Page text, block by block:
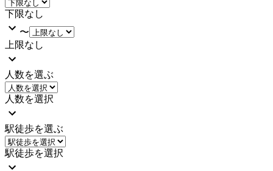
下限なし
〜
上限なし
人数を選ぶ
人数を選択
駅徒歩を選ぶ
駅徒歩を選択